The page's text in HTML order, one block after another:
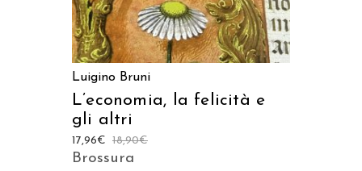
Luigino Bruni
L’economia, la felicità e
gli altri
18,90€
17,96€
Brossura